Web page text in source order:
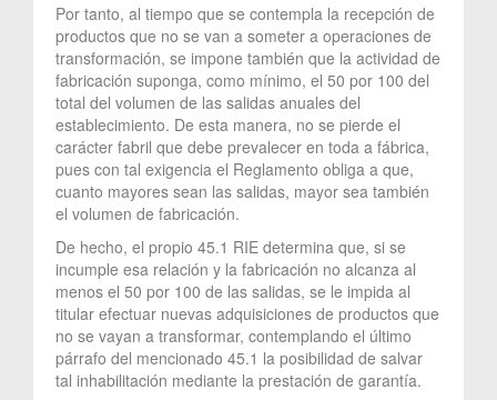
Por tanto, al tiempo que se contempla la recepción de
productos que no se van a someter a operaciones de
transformación, se impone también que la actividad de
fabricación suponga, como mínimo, el 50 por 100 del
total del volumen de las salidas anuales del
establecimiento. De esta manera, no se pierde el
carácter fabril que debe prevalecer en toda a fábrica,
pues con tal exigencia el Reglamento obliga a que,
cuanto mayores sean las salidas, mayor sea también
el volumen de fabricación.
De hecho, el propio 45.1 RIE determina que, si se
incumple esa relación y la fabricación no alcanza al
menos el 50 por 100 de las salidas, se le impida al
titular efectuar nuevas adquisiciones de productos que
no se vayan a transformar, contemplando el último
párrafo del mencionado 45.1 la posibilidad de salvar
tal inhabilitación mediante la prestación de garantía.